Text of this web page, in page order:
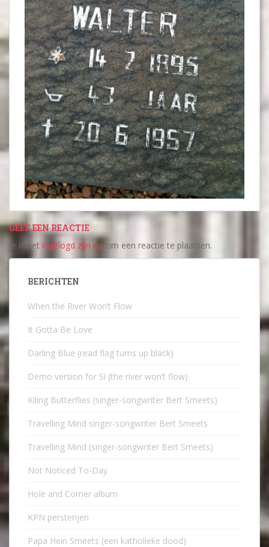
GEEF EEN REACTIE
Je moet ingelogd zijn op om een reactie te plaatsen.
BERICHTEN
When the River Won’t Flow
It Gotta Be Love
Darling Blue (read flag turns up black)
Demo version for Si (the river won’t flow)
Kiling Butterflies (singer-songwriter Bert Smeets)
Travelling Mind singer-songwriter Bert Smeets
Travelling Mind (singer-songwriter Bert Smeets)
Not Noticed To-Day
Hole and Corner album
KPN persterijen
Papa Hein Smeets (een katholieke dood)